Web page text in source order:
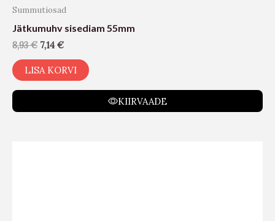
Summutiosad
Jätkumuhv sisediam 55mm
8,93€ 7,14€
LISA KORVI
KIIRVAADE